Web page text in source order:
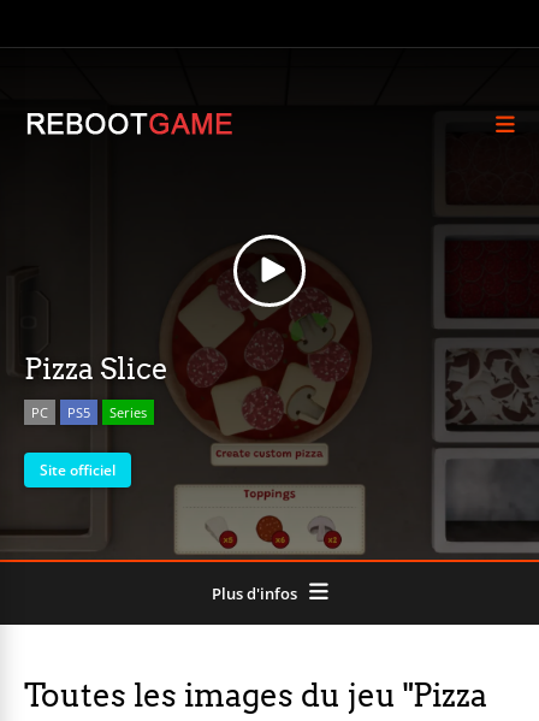
Pizza Slice
PC PS5 Series
Site officiel
Plus d'infos
Toutes les images du jeu "Pizza